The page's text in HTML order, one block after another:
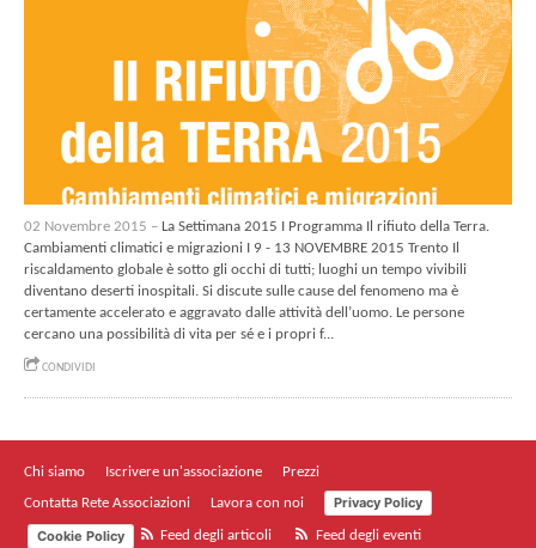
02 Novembre 2015 – La Settimana 2015 I Programma Il rifiuto della Terra.
Cambiamenti climatici e migrazioni I 9 - 13 NOVEMBRE 2015 Trento Il
riscaldamento globale è sotto gli occhi di tutti; luoghi un tempo vivibili
diventano deserti inospitali. Si discute sulle cause del fenomeno ma è
certamente accelerato e aggravato dalle attività dell’uomo. Le persone
cercano una possibilità di vita per sé e i propri f...
CONDIVIDI
Chi siamo Iscrivere un'associazione
Prezzi
Contatta Rete Associazioni
Lavora con noi
Privacy Policy
Cookie Policy
Feed degli articoli Feed degli eventi